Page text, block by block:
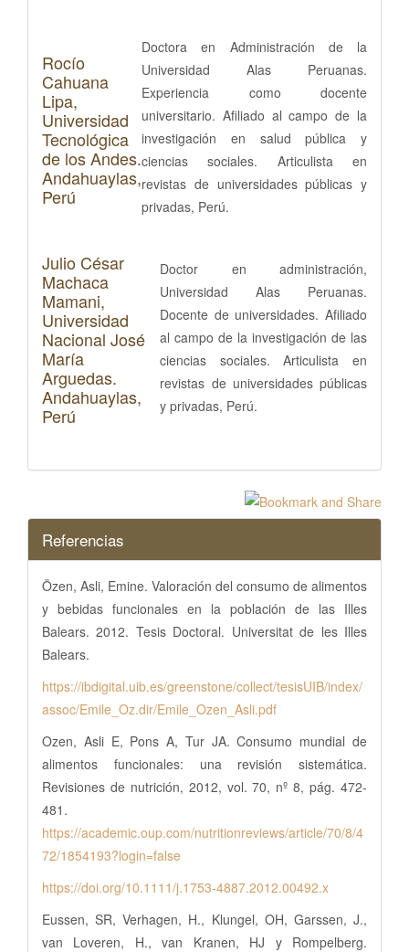
Rocío
Cahuana
Lipa,
Universidad
Tecnológica
de los Andes.
Andahuaylas,
Perú
Doctora en Administración de la
Universidad Alas Peruanas.
Experiencia como docente
universitario. Afiliado al campo de la
investigación en salud pública y
ciencias sociales. Articulista en
revistas de universidades públicas y
privadas, Perú.
Julio César
Machaca
Mamani,
Universidad
Nacional José
María
Arguedas.
Andahuaylas,
Perú
Doctor en administración,
Universidad Alas Peruanas.
Docente de universidades. Afiliado
al campo de la investigación de las
ciencias sociales. Articulista en
revistas de universidades públicas
y privadas, Perú.
Referencias
Özen, Asli, Emine. Valoración del consumo de alimentos
y bebidas funcionales en la población de las Illes
Balears. 2012. Tesis Doctoral. Universitat de les Illes
Balears.
https://ibdigital.uib.es/greenstone/collect/tesisUIB/index/
assoc/Emile_Oz.dir/Emile_Ozen_Asli.pdf
Ozen, Asli E, Pons A, Tur JA. Consumo mundial de
alimentos funcionales: una revisión sistemática.
Revisiones de nutrición, 2012, vol. 70, nº 8, pág. 472-
481.
https://academic.oup.com/nutritionreviews/article/70/8/4
72/1854193?login=false
https://doi.org/10.1111/j.1753-4887.2012.00492.x
Eussen, SR, Verhagen, H., Klungel, OH, Garssen, J.,
van Loveren, H., van Kranen, HJ y Rompelberg.